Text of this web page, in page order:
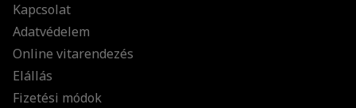
Kapcsolat
Adatvédelem
Online vitarendezés
Elállás
Fizetési módok